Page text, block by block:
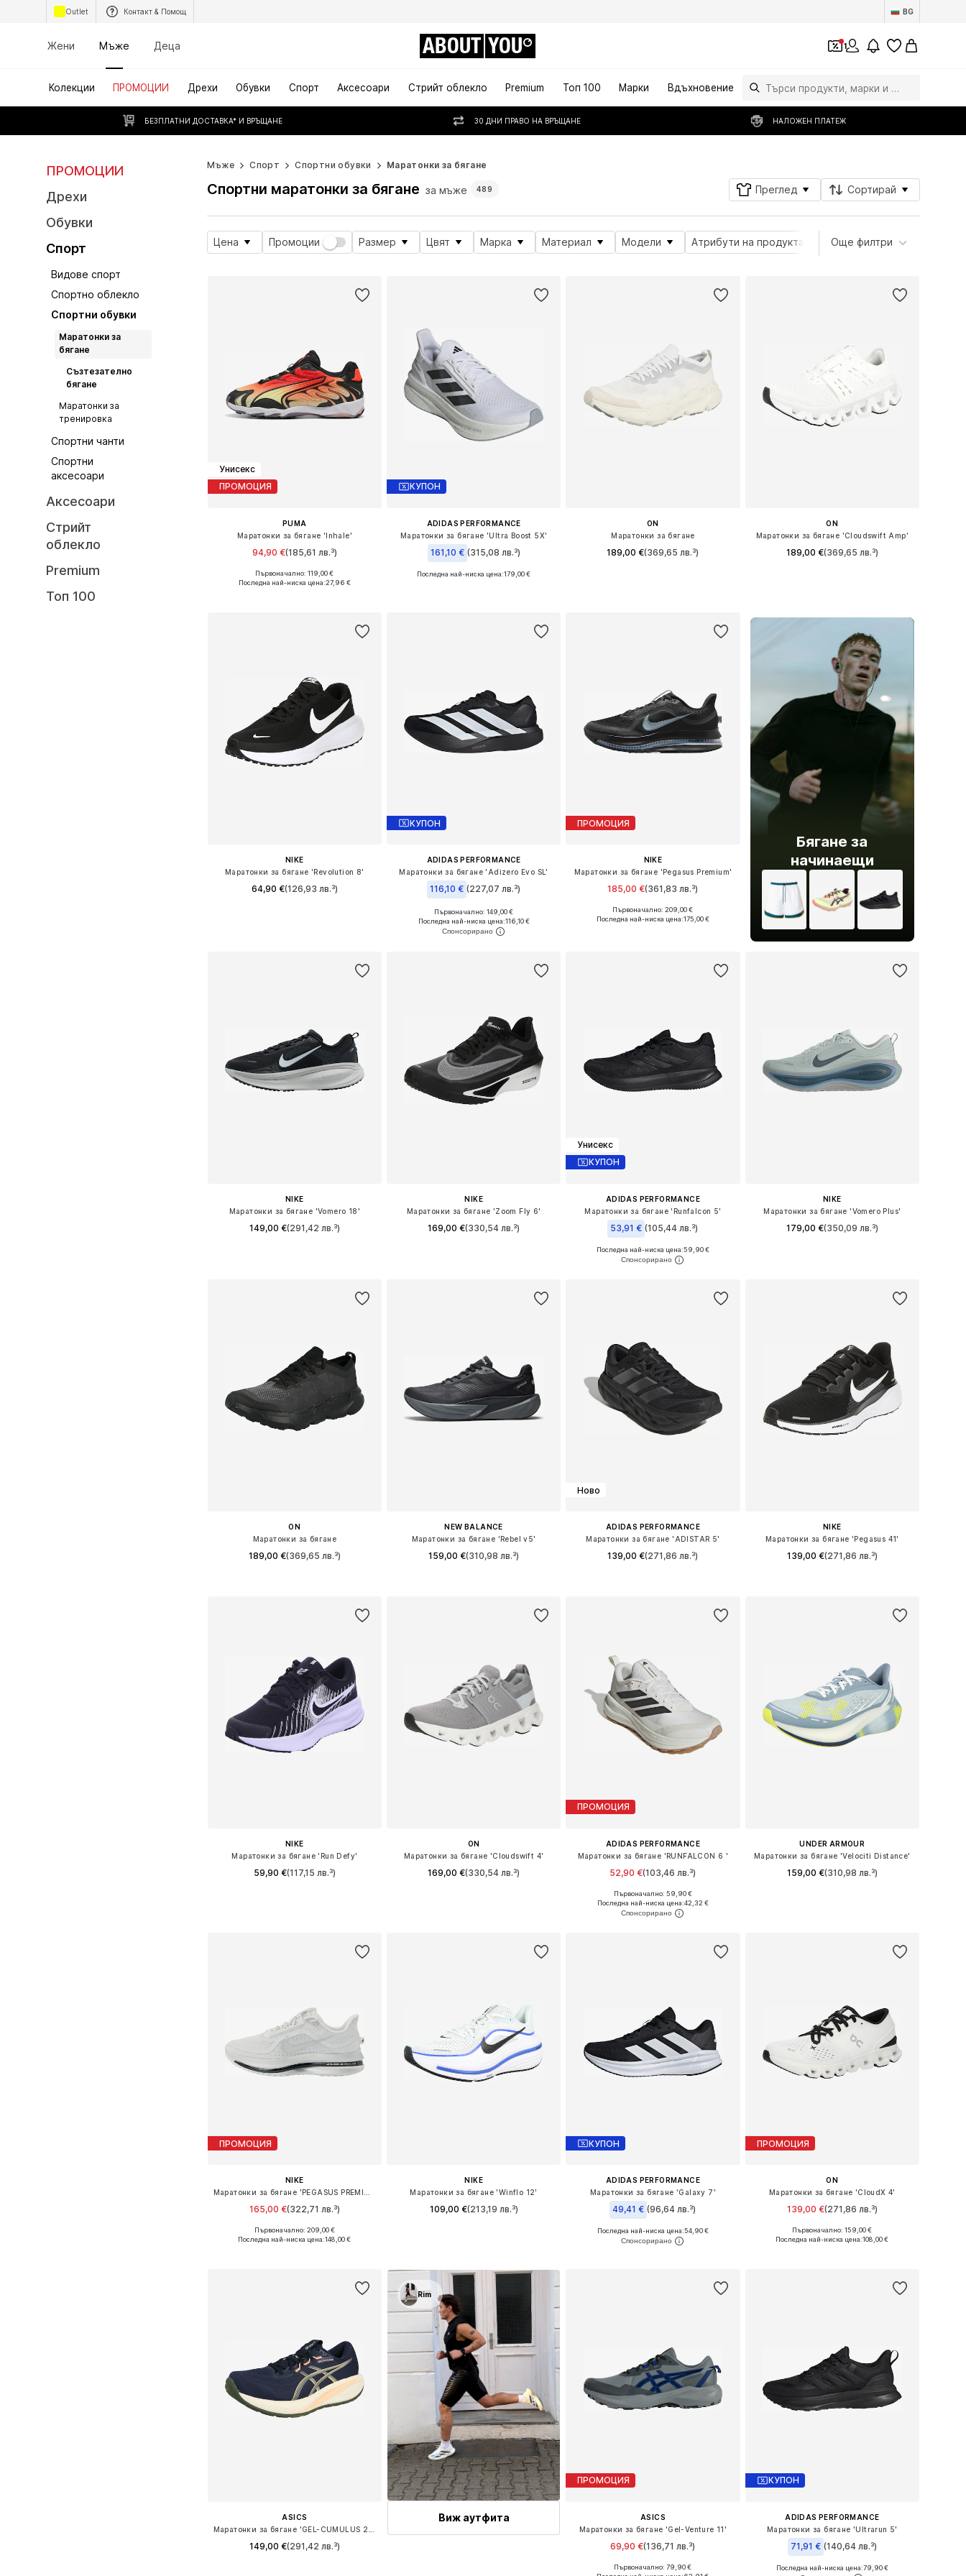
Outlet Контакт & Помощ BG
Жени Мъже Деца ABOUT YOU 1
Колекции ПРОМОЦИИ Дрехи Обувки Спорт Аксесоари Стрийт облекло Premium Топ 100 Марки Вдъхновение
БЕЗПЛАТНИ ДОСТАВКА* И ВРЪЩАНЕ 30 ДНИ ПРАВО НА ВРЪЩАНЕ НАЛОЖЕН ПЛАТЕЖ
ПРОМОЦИИ
Дрехи
Обувки
Спорт
Видове спорт
Спортно облекло
Спортни обувки
Маратонки за
бягане
Съзтезателно
бягане
Маратонки за
тренировка
Спортни чанти
Спортни
аксесоари
Аксесоари
Стрийт
облекло
Premium
Топ 100
Мъже Спорт Спортни обувки Маратонки за бягане
Спортни маратонки за бягане за мъже 489 Преглед Сортирай
Цена Промоции Размер Цвят Марка Материал Модели Атрибути на продукта Продуктова серия
Още филтри
Унисекс
ПРОМОЦИЯ
PUMA
Маратонки за бягане 'Inhale'
94,90 €(185,61 лв.³)
Предлага се в много размери
Първоначално: 119,00 €
Последна най-ниска цена:27,96 €
КУПОН
ADIDAS PERFORMANCE
Маратонки за бягане 'Ultra Boost 5X'
161,10 € (315,08 лв.³)
Предлага се в много размери
Последна най-ниска цена:179,00 €
ON
Маратонки за бягане
189,00 €(369,65 лв.³)
ON
Маратонки за бягане 'Cloudswift Amp'
189,00 €(369,65 лв.³)
NIKE
Маратонки за бягане 'Revolution 8'
64,90 €(126,93 лв.³)
КУПОН
ADIDAS PERFORMANCE
Маратонки за бягане 'Adizero Evo SL'
116,10 € (227,07 лв.³)
+3
Предлага се в много размери
Добави в кошницата
Първоначално: 149,00 €
Последна най-ниска цена:116,10 €
ПРОМОЦИЯ
NIKE
Маратонки за бягане 'Pegasus Premium'
185,00 €(361,83 лв.³)
Предлага се в много размери
Първоначално: 209,00 €
Последна най-ниска цена:175,00 €
Бягане за
начинаещи
NIKE
Маратонки за бягане 'Vomero 18'
149,00 €(291,42 лв.³)
NIKE
Маратонки за бягане 'Zoom Fly 6'
169,00 €(330,54 лв.³)
Унисекс
КУПОН
ADIDAS PERFORMANCE
Маратонки за бягане 'Runfalcon 5'
53,91 € (105,44 лв.³)
+3
Предлага се в много размери
Последна най-ниска цена:59,90 €
NIKE
Маратонки за бягане 'Vomero Plus'
179,00 €(350,09 лв.³)
ON
Маратонки за бягане
189,00 €(369,65 лв.³)
NEW BALANCE
Маратонки за бягане 'Rebel v5'
159,00 €(310,98 лв.³)
Ново
ADIDAS PERFORMANCE
Маратонки за бягане 'ADISTAR 5'
139,00 €(271,86 лв.³)
NIKE
Маратонки за бягане 'Pegasus 41'
139,00 €(271,86 лв.³)
NIKE
Маратонки за бягане 'Run Defy'
59,90 €(117,15 лв.³)
ON
Маратонки за бягане 'Cloudswift 4'
169,00 €(330,54 лв.³)
ПРОМОЦИЯ
ADIDAS PERFORMANCE
Маратонки за бягане 'RUNFALCON 6 '
52,90 €(103,46 лв.³)
Предлага се в много размери
Добави в кошницата
Първоначално: 59,90 €
Последна най-ниска цена:42,32 €
UNDER ARMOUR
Маратонки за бягане 'Velociti Distance'
159,00 €(310,98 лв.³)
ПРОМОЦИЯ
NIKE
165,00 €(322,71 лв.³)
Предлага се в много размери
Първоначално: 209,00 €
Последна най-ниска цена:148,00 €
NIKE
Маратонки за бягане 'Winflo 12'
109,00 €(213,19 лв.³)
КУПОН
ADIDAS PERFORMANCE
Маратонки за бягане 'Galaxy 7'
49,41 € (96,64 лв.³)
+2
Предлага се в много размери
Последна най-ниска цена:54,90 €
ПРОМОЦИЯ
ON
Маратонки за бягане 'CloudX 4'
139,00 €(271,86 лв.³)
Предлага се в много размери
Първоначално: 159,00 €
Последна най-ниска цена:108,00 €
ASICS
149,00 €(291,42 лв.³)
Rim
Виж аутфита
ПРОМОЦИЯ
ASICS
Маратонки за бягане 'Gel-Venture 11'
69,90 €(136,71 лв.³)
+3
Предлага се в много размери
Първоначално: 79,90 €
КУПОН
ADIDAS PERFORMANCE
Маратонки за бягане 'Ultrarun 5'
71,91 € (140,64 лв.³)
Предлага се в много размери
Последна най-ниска цена:79,90 €